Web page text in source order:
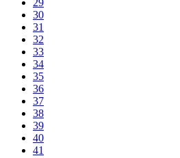
30
31
32
33
34
35
36
37
38
39
40
41